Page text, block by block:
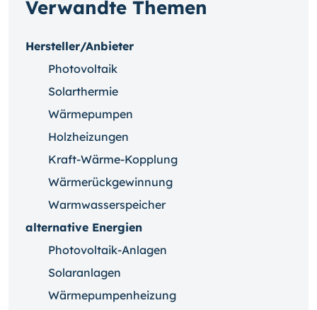
Verwandte Themen
Hersteller/Anbieter
Photovoltaik
Solarthermie
Wärmepumpen
Holzheizungen
Kraft-Wärme-Kopplung
Wärmerückgewinnung
Warmwasserspeicher
alternative Energien
Photovoltaik-Anlagen
Solaranlagen
Wärmepumpenheizung